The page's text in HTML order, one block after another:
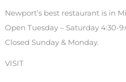
Newport’s best restaurant is in
Open Tuesday – Saturday 4:30-
Closed Sunday & Monday.
VISIT